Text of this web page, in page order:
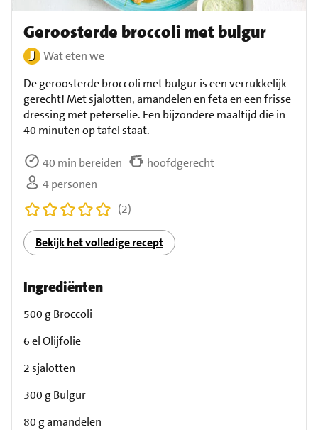
Geroosterde broccoli met bulgur
Wat eten we
De geroosterde broccoli met bulgur is een verrukkelijk
gerecht! Met sjalotten, amandelen en feta en een frisse
dressing met peterselie. Een bijzondere maaltijd die in
40 minuten op tafel staat.
40 min bereiden
hoofdgerecht
4 personen
(2)
Bekijk het volledige recept
Ingrediënten
500 g Broccoli
6 el Olijfolie
2 sjalotten
300 g Bulgur
80 g amandelen